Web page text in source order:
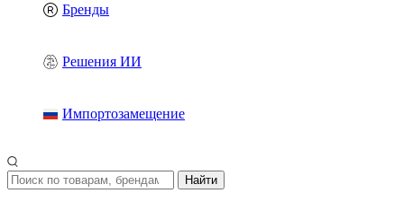
Бренды
Решения ИИ
Импортозамещение
Найти